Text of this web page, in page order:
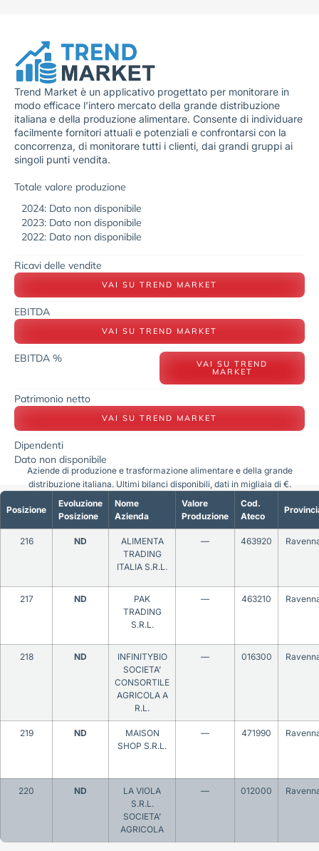
Trend Market è un applicativo progettato per monitorare in
modo efficace l’intero mercato della grande distribuzione
italiana e della produzione alimentare. Consente di individuare
facilmente fornitori attuali e potenziali e confrontarsi con la
concorrenza, di monitorare tutti i clienti, dai grandi gruppi ai
singoli punti vendita.
Totale valore produzione
2024: Dato non disponibile
2023: Dato non disponibile
2022: Dato non disponibile
Ricavi delle vendite
VAI SU TREND MARKET
EBITDA
VAI SU TREND MARKET
EBITDA % VAI SU TREND
MARKET
Patrimonio netto
VAI SU TREND MARKET
Dipendenti
Dato non disponibile
Posizione
Evoluzione
Posizione
Nome
Azienda
Valore
Produzione
Cod.
Ateco
216 ND
ALIMENTA
TRADING
ITALIA S.R.L.
— 463920
217 ND
PAK
TRADING
S.R.L.
— 463210
218 ND
INFINITYBIO
SOCIETA’
CONSORTILE
AGRICOLA A
R.L.
— 016300
219 ND
MAISON
SHOP S.R.L.
— 471990
220 ND
LA VIOLA
S.R.L.
SOCIETA’
AGRICOLA
— 012000
Aziende di produzione e trasformazione alimentare e della grande
distribuzione italiana. Ultimi bilanci disponibili, dati in migliaia di €.